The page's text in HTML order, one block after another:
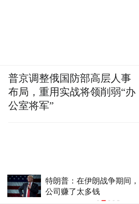
特朗普：在伊朗战争期间
公司赚了太多钱
普京调整俄国防部高层人事
布局，重用实战将领削弱“办
公室将军”